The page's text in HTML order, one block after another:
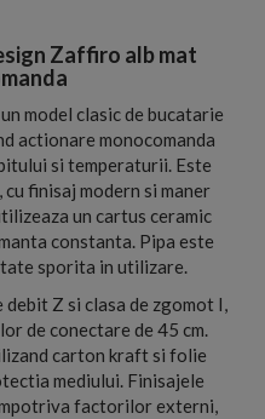
Zaffiro alb mat
model clasic de bucatarie
actionare monocomanda
si temperaturii. Este
finisaj modern si maner
un cartus ceramic
constanta. Pipa este
sporita in utilizare.
Z si clasa de zgomot I,
de conectare de 45 cm.
carton kraft si folie
mediului. Finisajele
factorilor externi,